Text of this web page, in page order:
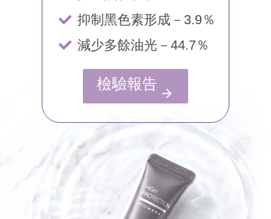
抑制黑色素形成－3.9％
減少多餘油光－44.7％
檢驗報告